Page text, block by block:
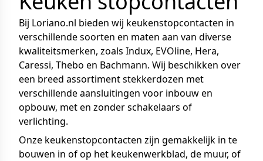
Bij Loriano.nl bieden wij keukenstopcontacten in
verschillende soorten en maten aan van diverse
kwaliteitsmerken, zoals Indux, EVOline, Hera,
Caressi, Thebo en Bachmann. Wij beschikken over
een breed assortiment stekkerdozen met
verschillende aansluitingen voor inbouw en
opbouw, met en zonder schakelaars of
verlichting.
Onze keukenstopcontacten zijn gemakkelijk in te
bouwen in of op het keukenwerkblad, de muur, of